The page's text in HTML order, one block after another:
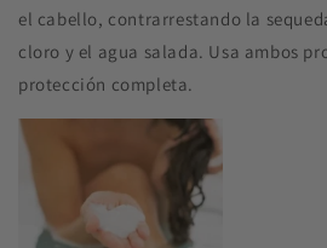
el cabello, contrarrestando la
cloro y el agua salada. Usa ambos
protección completa.